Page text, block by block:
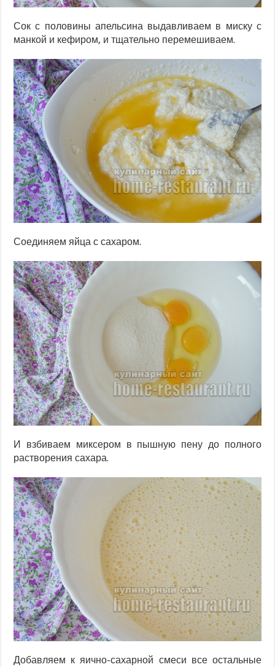
Сок с половины апельсина выдавливаем в миску с
манкой и кефиром, и тщательно перемешиваем.
Соединяем яйца с сахаром.
И взбиваем миксером в пышную пену до полного
растворения сахара.
Добавляем к яично-сахарной смеси все остальные